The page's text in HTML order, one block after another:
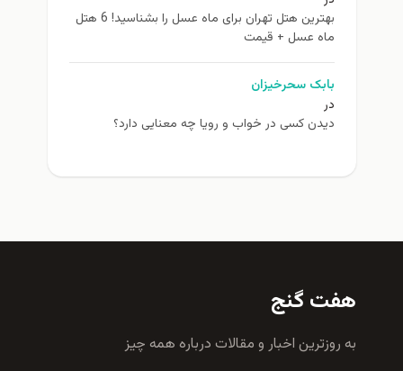
بهترین هتل تهران برای ماه عسل را بشناسید! 6 هتل
ماه عسل + قیمت
بابک سحرخیزان
در
دیدن کسی در خواب و رویا چه معنایی دارد؟
هفت گنج
به روزترين اخبار و مقالات درباره همه چيز